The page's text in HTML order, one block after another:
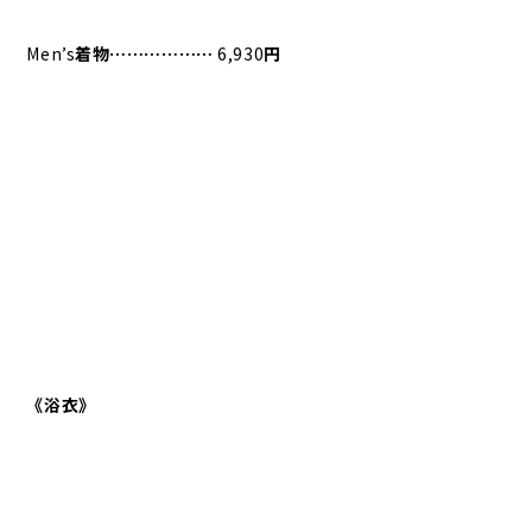
Men’s着物⋯⋯⋯⋯⋯⋯ 6,930円
《浴衣》